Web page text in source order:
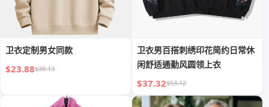
卫衣定制男女同款
$23.88$38.13
卫衣男百搭刺绣印花简约日常休
闲舒适通勤风圆领上衣
$37.32$53.12